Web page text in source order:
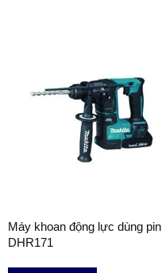
Máy khoan động lực dùng pin
DHR171